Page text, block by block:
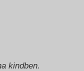
kindben.